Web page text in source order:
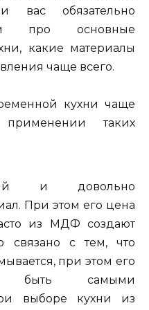
вас обязательно
про основные
какие материалы
чаще всего.
кухни чаще
таких
и довольно
При этом его цена
из МДФ создают
связано с тем, что
при этом его
быть самыми
выборе кухни из